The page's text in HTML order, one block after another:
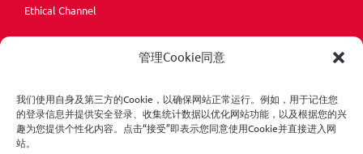
管理Cookie同意
我们使用自身及第三方的Cookie，以确保网站正常运行。例如，用于记住您
的登录信息并提供安全登录、收集统计数据以优化网站功能，以及根据您的兴
趣为您提供个性化内容。点击“接受”即表示您同意使用Cookie并直接进入网
站。
Ethical Channel
版权所有© ONA Electroerosión S.A.保留所有权利。